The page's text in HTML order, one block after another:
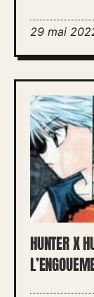
29 mai
HUNTER X